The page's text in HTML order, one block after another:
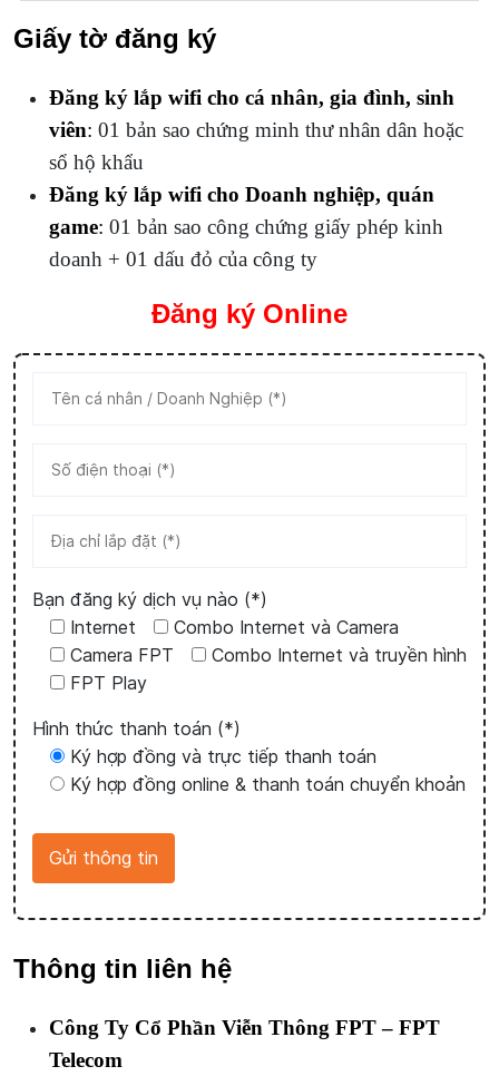
Giấy tờ đăng ký
Đăng ký lắp wifi cho cá nhân, gia đình, sinh
viên: 01 bản sao chứng minh thư nhân dân hoặc
sổ hộ khẩu
Đăng ký lắp wifi cho Doanh nghiệp, quán
game: 01 bản sao công chứng giấy phép kinh
doanh + 01 dấu đỏ của công ty
Đăng ký Online
Bạn đăng ký dịch vụ nào (*)
Internet
Combo Internet và Camera
Camera FPT
Combo Internet và truyền hình
FPT Play
Hình thức thanh toán (*)
Ký hợp đồng và trực tiếp thanh toán
Ký hợp đồng online & thanh toán chuyển khoản
Thông tin liên hệ
Công Ty Cổ Phần Viễn Thông FPT – FPT
Telecom